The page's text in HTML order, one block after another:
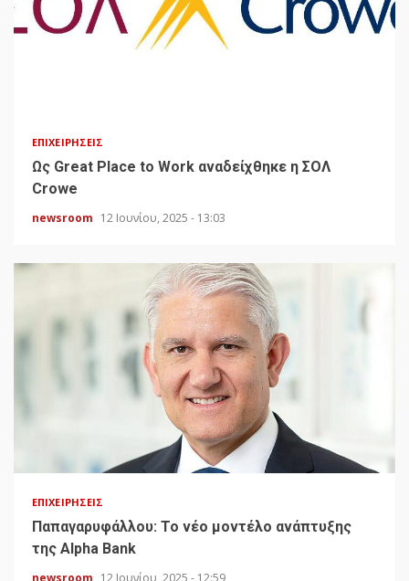
ΕΠΙΧΕΙΡΉΣΕΙΣ
Ως Great Place to Work αναδείχθηκε η ΣΟΛ
Crowe
newsroom 12 Ιουνίου, 2025 - 13:03
ΕΠΙΧΕΙΡΉΣΕΙΣ
Παπαγαρυφάλλου: Το νέο μοντέλο ανάπτυξης
της Alpha Bank
newsroom 12 Ιουνίου, 2025 - 12:59